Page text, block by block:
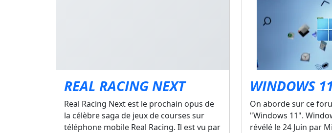
REAL RACING NEXT
Real Racing Next est le prochain opus de
la célèbre saga de jeux de courses sur
téléphone mobile Real Racing. Il est vu par
WINDOWS
On aborde sur ce
"Windows 11".
révélé le 24 Juin par